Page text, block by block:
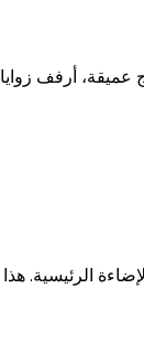
عميقة، أرفف